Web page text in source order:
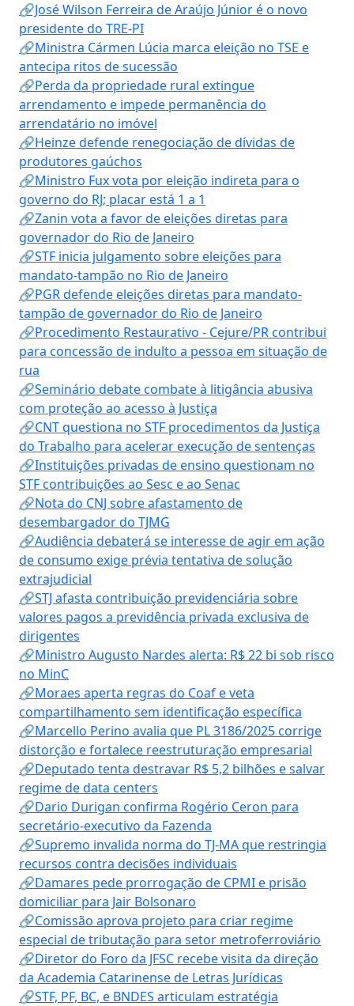
🔗José Wilson Ferreira de Araújo Júnior é o novo
presidente do TRE-PI
🔗Ministra Cármen Lúcia marca eleição no TSE e
antecipa ritos de sucessão
🔗Perda da propriedade rural extingue
arrendamento e impede permanência do
arrendatário no imóvel
🔗Heinze defende renegociação de dívidas de
produtores gaúchos
🔗Ministro Fux vota por eleição indireta para o
governo do RJ; placar está 1 a 1
🔗Zanin vota a favor de eleições diretas para
governador do Rio de Janeiro
🔗STF inicia julgamento sobre eleições para
mandato-tampão no Rio de Janeiro
🔗PGR defende eleições diretas para mandato-
tampão de governador do Rio de Janeiro
🔗Procedimento Restaurativo - Cejure/PR contribui
para concessão de indulto a pessoa em situação de
rua
🔗Seminário debate combate à litigância abusiva
com proteção ao acesso à Justiça
🔗CNT questiona no STF procedimentos da Justiça
do Trabalho para acelerar execução de sentenças
🔗Instituições privadas de ensino questionam no
STF contribuições ao Sesc e ao Senac
🔗Nota do CNJ sobre afastamento de
desembargador do TJMG
🔗Audiência debaterá se interesse de agir em ação
de consumo exige prévia tentativa de solução
extrajudicial
🔗STJ afasta contribuição previdenciária sobre
valores pagos a previdência privada exclusiva de
dirigentes
🔗Ministro Augusto Nardes alerta: R$ 22 bi sob risco
no MinC
🔗Moraes aperta regras do Coaf e veta
compartilhamento sem identificação específica
🔗Marcello Perino avalia que PL 3186/2025 corrige
distorção e fortalece reestruturação empresarial
🔗Deputado tenta destravar R$ 5,2 bilhões e salvar
regime de data centers
🔗Dario Durigan confirma Rogério Ceron para
secretário-executivo da Fazenda
🔗Supremo invalida norma do TJ-MA que restringia
recursos contra decisões individuais
🔗Damares pede prorrogação de CPMI e prisão
domiciliar para Jair Bolsonaro
🔗Comissão aprova projeto para criar regime
especial de tributação para setor metroferroviário
🔗Diretor do Foro da JFSC recebe visita da direção
da Academia Catarinense de Letras Jurídicas
🔗STF, PF, BC, e BNDES articulam estratégia